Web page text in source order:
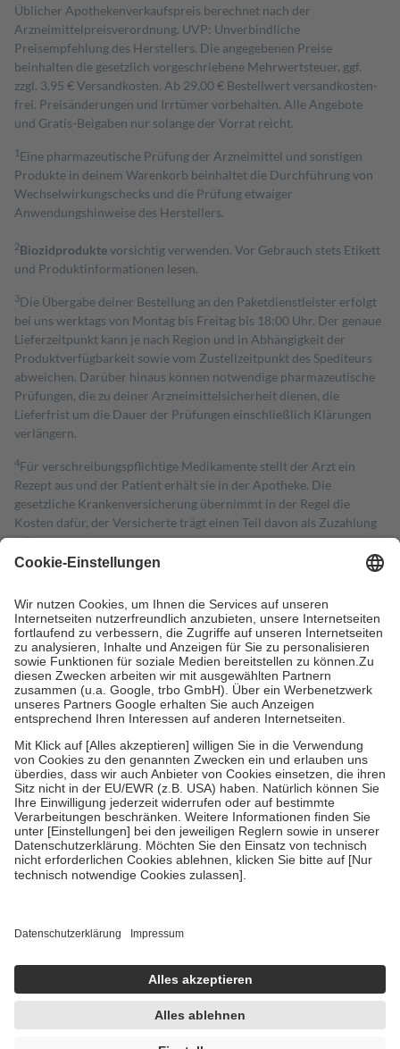
Üblicher Apothekenverkaufspreis berechnet nach der
Arzneimittelpreisverordnung. UVP: Unverbindliche
Preisempfehlung des Herstellers. Die angegebenen Preise
beinhalten die gesetzlich vorgeschriebene Mehrwertsteuer, ggf.
zzgl. 3,95 € Versandkosten. Ab 29,00 € Bestell­wert versand­kosten­
frei. Preisänderungen und Irrtümer vorbehalten. Alle Angebote
und Gratis-Beigaben nur solange der Vorrat reicht.
1 Eine pharmazeutische Prüfung der Arzneimittel und sonstigen
Produkte in deinem Warenkorb beinhaltet die Durchführung von
Wechselwirkungschecks und die Prüfung etwaiger
Anwendungshinweise des Herstellers.
2Biozidproduktevorsichtig verwenden. Vor Gebrauch stets Etikett
und Produktinformationen lesen.
3Die Übergabe deiner Bestellung an den Paketdienstleister erfolgt
bei uns werktags von Montag bis Freitag bis 18:00 Uhr. Der genaue
Lieferzeitpunkt kann je nach Region und in Abhängigkeit der
Produktverfügbarkeit sowie vom Zustellzeitpunkt des Spediteurs
abweichen. Darüber hinaus können notwendige pharmazeutische
Prüfungen, die zu deiner Arzneimittelsicherheit dienen, die
Lieferfrist um die Dauer der Prüfungen einschließlich Klärungen
verlängern.
4Für verschreibungspflichtige Medikamente stellt der Arzt ein
Rezept aus und der Patient erhält sie in der Apotheke. Die
gesetzliche Krankenversicherung übernimmt in der Regel die
Kosten dafür, der Versicherte trägt einen Teil davon als Zuzahlung
mit.
Grundsätzlich leisten Mitglieder Zuzahlungen in Höhe von zehn
höchstens zehn Euro.
Es sind jedoch nie mehr als die tatsächlichen
Kosten der Leistung zu entrichten.
Diese Regeln gelten grundsätzlich auch für Online-Apotheken.
Bei Heilmitteln und häuslicher Krankenpflege beträgt die
Zuzahlung zehn Prozent der Kosten sowie zehn Euro je
Verordnung.
Um das Engagement der Versicherten für ihre eigene Gesundheit zu
stärken und die besondere Stellung der Familie zu unterstützen,
fallenkeine Zuzahlungenan bei:
• Kindern und Jugendlichen bis zum vollendeten 18. Lebensjahr
mit Ausnahme der Fahrkosten
• Untersuchungen zur Vorsorge und Früherkennung, die von der
GKV getragen werden
• empfohlenen Schutzimpfungen
• Harn- und Blutteststreifen
getroffen, um sicherzustellen, dass es sich um echte Bewertungen
https://help.etrusted.com/hc/de/articles/4419944605341
Einige Bilder und Inhalte wurden unter Zuhilfenahme künstlicher